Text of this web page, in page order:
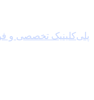
پلی‌کلینیک تخصصی و